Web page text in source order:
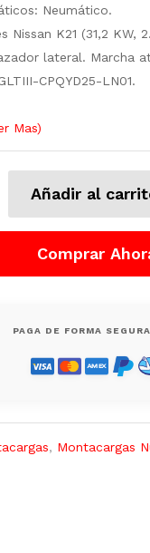
Neumático.
Nissan K21 (31,2 KW,
lateral. Marcha
CPQYD25-LN01.
Mas)
Añadir al
Comprar
PAGA DE FORMA
, Montacargas